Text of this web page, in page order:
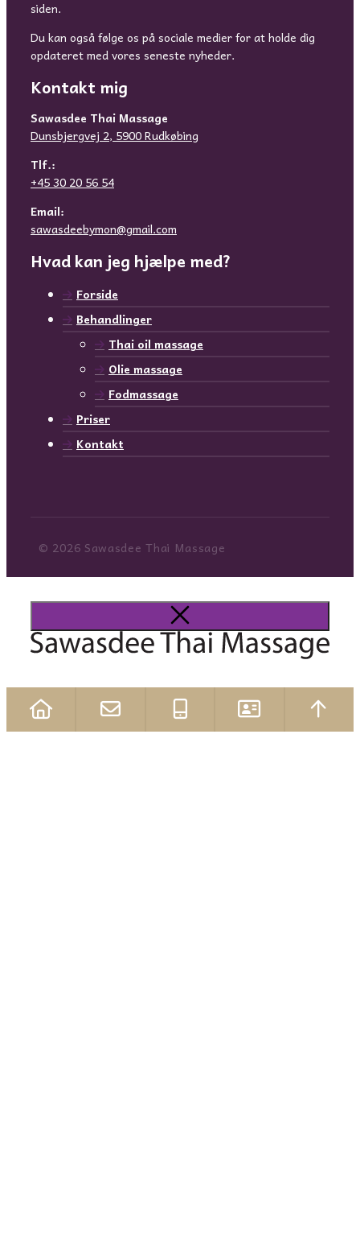
siden.
Du kan også følge os på sociale medier for at holde dig
opdateret med vores seneste nyheder.
Kontakt mig
Sawasdee Thai Massage
Dunsbjergvej 2, 5900 Rudkøbing
Tlf.:
+45 30 20 56 54
Email:
sawasdeebymon@gmail.com
Hvad kan jeg hjælpe med?
Forside
Behandlinger
Thai oil massage
Olie massage
Fodmassage
Priser
Kontakt
© 2026 Sawasdee Thai Massage